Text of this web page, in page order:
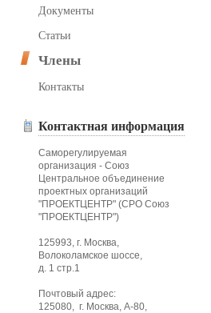
Документы
Статьи
Члены
Контакты
Контактная информация
Саморегулируемая
организация - Союз
Центральное объединение
проектных организаций
"ПРОЕКТЦЕНТР" (СРО Союз
"ПРОЕКТЦЕНТР")
125993, г. Москва,
Волоколамское шоссе,
д. 1 стр.1
Почтовый адрес:
125080, г. Москва, А-80,